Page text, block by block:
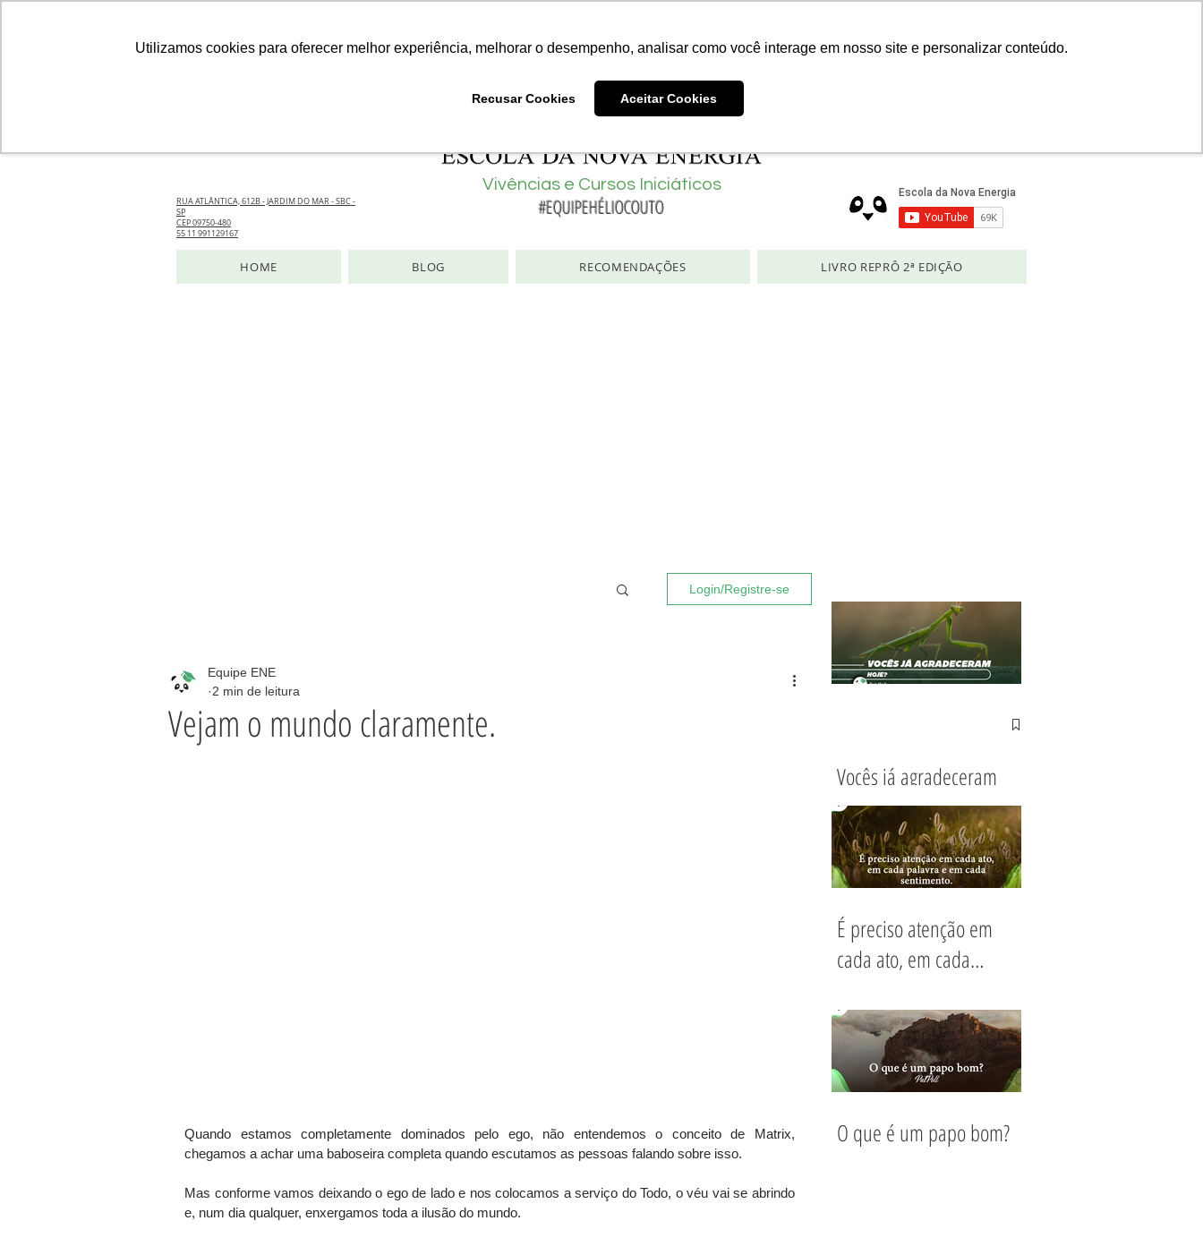
Utilizamos cookies para oferecer melhor experiência, melhorar o desempenho, analisar como você interage em nosso site e personalizar conteúdo.
Recusar Cookies Aceitar Cookies
Vivências e Cursos Iniciáticos
RUA ATLÂNTICA, 612B - JARDIM DO MAR - SBC -
SP
CEP 09750-480
55 11 991129167
#EQUIPEHÉLIOCOUTO
HOME BLOG RECOMENDAÇÕES LIVRO REPRÔ 2ª EDIÇÃO
Login/Registre-se
Vejam o mundo claramente.
Equipe ENE
2 min de leitura
Quando estamos completamente dominados pelo ego, não entendemos o conceito de Matrix,
chegamos a achar uma baboseira completa quando escutamos as pessoas falando sobre isso.
Mas conforme vamos deixando o ego de lado e nos colocamos a serviço do Todo, o véu vai se abrindo
e, num dia qualquer, enxergamos toda a ilusão do mundo.
Vocês já agradeceram
hoje?
É preciso atenção em
cada ato, em cada
sentimento.
O que é um papo bom?